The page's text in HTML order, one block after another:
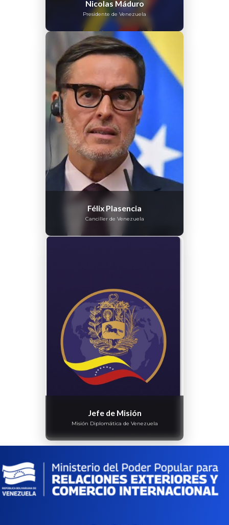
Nicolas Máduro
Presidente de Venezuela
Félix Plasencia
Canciller de Venezuela
Jefe de Misión
Misión Diplomática de Venezuela